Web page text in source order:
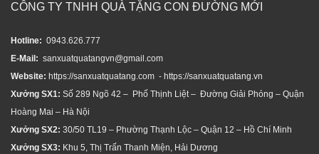
CÔNG TY TNHH QUÀ TẶNG CON ĐƯỜNG MỚI
Hotline: 0943.626.777
E-Mail: sanxuatquatangvn@gmail.com
Website: https://sanxuatquatang.com - https://sanxuatquatang.vn
Xưởng SX1: Số 289 Ngõ 42 – Phố Thịnh Liệt – Đường Giải Phóng – Quận
Hoàng Mai – Hà Nội
Xưởng SX2: 30/50 TL19 – Phường Thạnh Lộc – Quận 12 – Hồ Chí Minh
Xưởng SX3: Khu 5, Thị Trấn Thanh Miện, Hải Dương